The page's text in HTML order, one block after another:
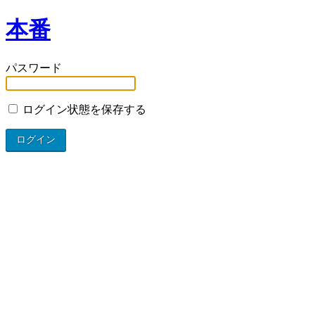
本番
パスワード
ログイン状態を保存する